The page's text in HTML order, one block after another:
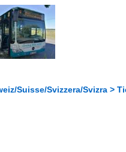
Suisse/Svizzera/Svizra >